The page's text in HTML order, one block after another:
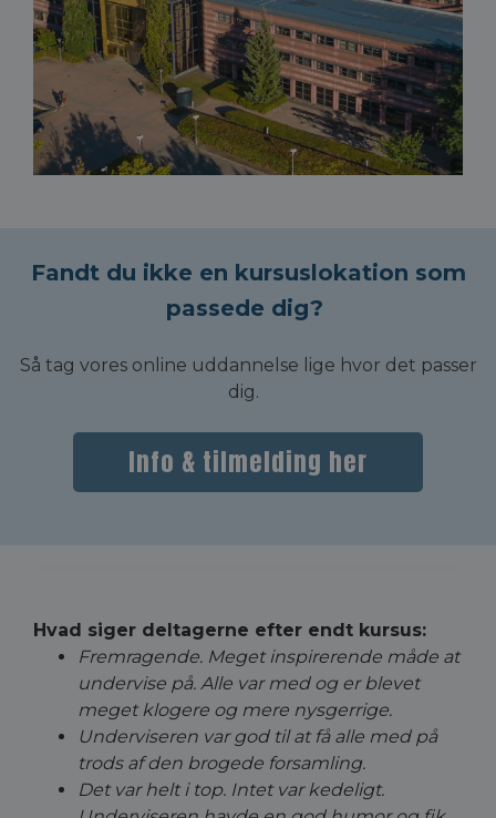
Fandt du ikke en kursuslokation som
passede dig?
Så tag vores online uddannelse lige hvor det passer
dig.
Info & tilmelding her
Hvad siger deltagerne efter endt kursus:
Fremragende. Meget inspirerende måde at
undervise på. Alle var med og er blevet
meget klogere og mere nysgerrige.
Underviseren var god til at få alle med på
trods af den brogede forsamling.
Det var helt i top. Intet var kedeligt.